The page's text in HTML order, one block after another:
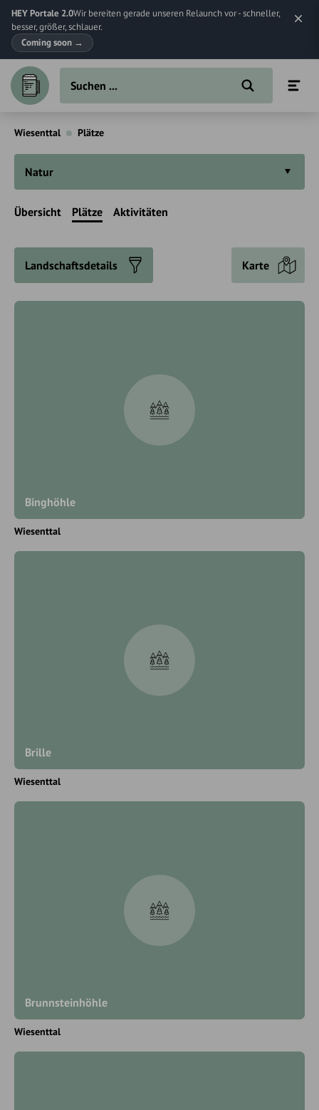
HEY Portale 2.0Wir bereiten gerade unseren Relaunch vor - schneller,
besser, größer, schlauer.
Coming soon →
Wiesenttal Plätze
Natur
Übersicht Plätze Aktivitäten
Landschaftsdetails Karte
Binghöhle
Wiesenttal
Brille
Wiesenttal
Brunnsteinhöhle
Wiesenttal